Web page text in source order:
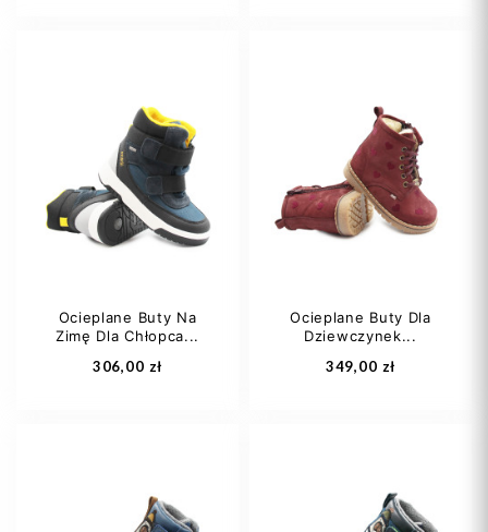
23
24
25
Dodaj do koszyka
22
23
24
25
Dodaj do koszyka
Ocieplane Buty Na
Zimę Dla Chłopca...
306,00 zł
Ocieplane Buty Dla
Dziewczynek...
349,00 zł